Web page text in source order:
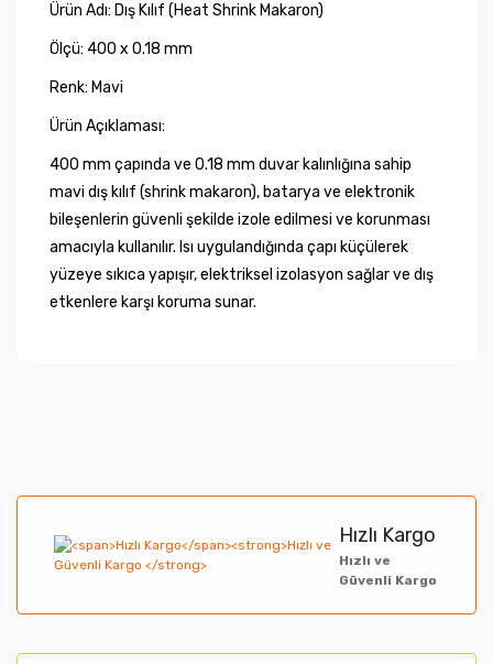
Ürün Adı: Dış Kılıf (Heat Shrink Makaron)
Ölçü: 400 x 0.18 mm
Renk: Mavi
Ürün Açıklaması:
400 mm çapında ve 0.18 mm duvar kalınlığına sahip
mavi dış kılıf (shrink makaron), batarya ve elektronik
bileşenlerin güvenli şekilde izole edilmesi ve korunması
amacıyla kullanılır. Isı uygulandığında çapı küçülerek
yüzeye sıkıca yapışır, elektriksel izolasyon sağlar ve dış
etkenlere karşı koruma sunar.
Görüş ve önerileriniz için teşekkür ederiz.
Ürün resmi kalitesiz, bozuk veya görüntülenemiyor.
Hızlı Kargo
Hızlı ve
Güvenli Kargo